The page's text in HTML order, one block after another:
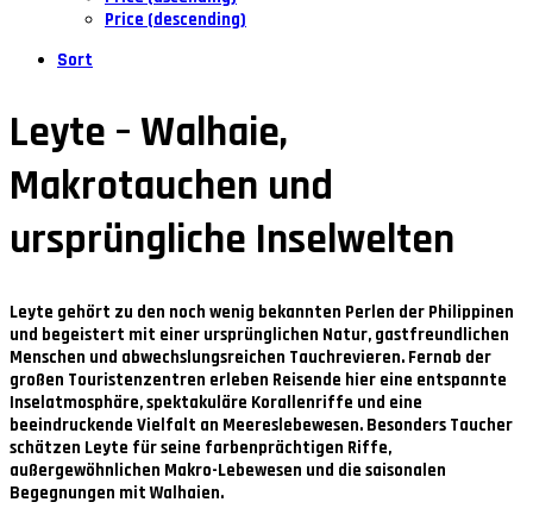
Price (descending)
Sort
Leyte – Walhaie,
Makrotauchen und
ursprüngliche Inselwelten
Leyte gehört zu den noch wenig bekannten Perlen der Philippinen
und begeistert mit einer ursprünglichen Natur, gastfreundlichen
Menschen und abwechslungsreichen Tauchrevieren. Fernab der
großen Touristenzentren erleben Reisende hier eine entspannte
Inselatmosphäre, spektakuläre Korallenriffe und eine
beeindruckende Vielfalt an Meereslebewesen. Besonders Taucher
schätzen Leyte für seine farbenprächtigen Riffe,
außergewöhnlichen Makro-Lebewesen und die saisonalen
Begegnungen mit Walhaien.